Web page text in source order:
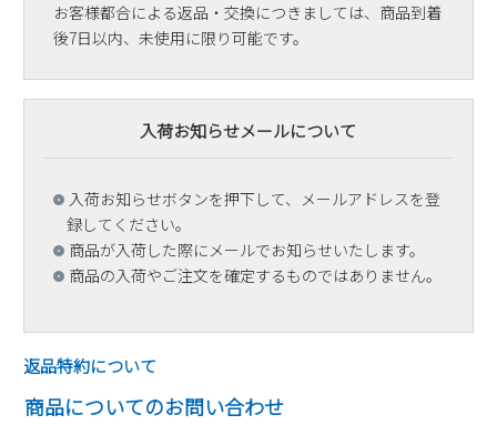
お客様都合による返品・交換につきましては、商品到着
後7日以内、未使用に限り可能です。
入荷お知らせメールについて
入荷お知らせボタンを押下して、メールアドレスを登
録してください。
商品が入荷した際にメールでお知らせいたします。
商品の入荷やご注文を確定するものではありません。
返品特約について
商品についてのお問い合わせ